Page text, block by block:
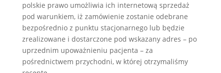
polskie prawo umożliwia ich internetową sprzedaż
pod warunkiem, iż zamówienie zostanie odebrane
bezpośrednio z punktu stacjonarnego lub będzie
zrealizowane i dostarczone pod wskazany adres – po
uprzednim upoważnieniu pacjenta – za
pośrednictwem przychodni, w której otrzymaliśmy